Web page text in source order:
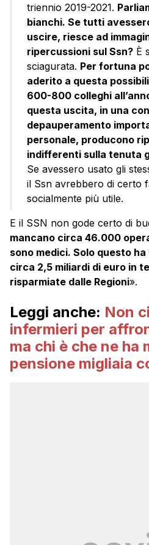
triennio 2019-2021.
bianchi. Se tutti
uscire, riesce ad
ripercussioni sul Ssn? È
sciagurata. Per fortuna
aderito a questa
600-800 colleghi
questa uscita, in una
depauperamento
personale, producono
indifferenti sulla tenuta
Se avessero usato gli
il Ssn avrebbero di certo
socialmente più utile.
E il SSN non gode certo di
mancano circa 46.000
sono medici. Solo questo
circa 2,5 miliardi di euro in
risparmiate dalle Regioni».
Leggi anche: Non
infermieri per
ma chi è che ne ha
pensione migliaia